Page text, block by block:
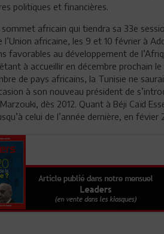
politiques et financières.
africain qui tiendra sa 33e
africaine, les 9 et 10 février à
favorables au développement de
à accueillir en décembre prochain
de pays africains, la Tunisie ne
à son nouveau président de
dès 2012. Quant à Béji Caïd
celui de l’année dernière, en févier